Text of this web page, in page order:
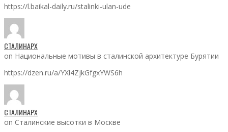
https://l.baikal-daily.ru/stalinki-ulan-ude
СТАЛИНАРХ
on Национальные мотивы в сталинской архитектуре Бурятии
https://dzen.ru/a/YXl4ZjkGfgxYWS6h
СТАЛИНАРХ
on Сталинские высотки в Москве